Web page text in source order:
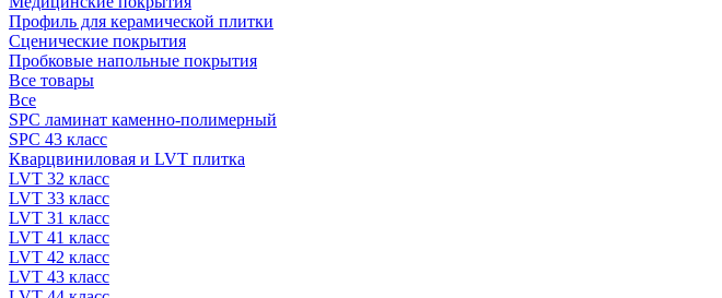
Профиль для керамической плитки
Сценические покрытия
Пробковые напольные покрытия
Все товары
Все
SPC ламинат каменно-полимерный
SPC 43 класс
Кварцвиниловая и LVT плитка
LVT 32 класс
LVT 33 класс
LVT 31 класс
LVT 41 класс
LVT 42 класс
LVT 43 класс